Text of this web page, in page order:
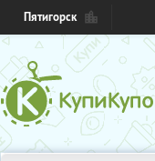
Пятигорск